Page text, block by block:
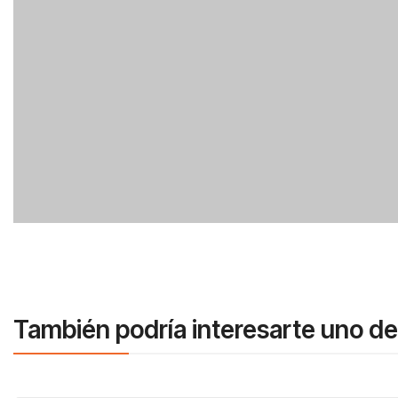
También podría interesarte uno